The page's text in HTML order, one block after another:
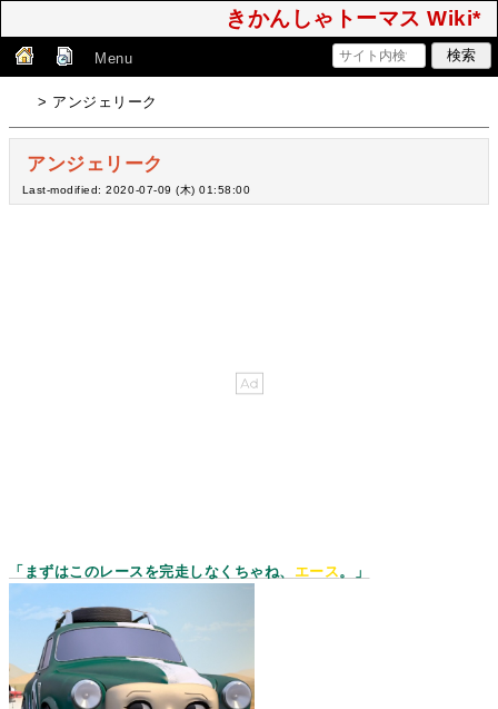
きかんしゃトーマス Wiki*
Menu
> アンジェリーク
アンジェリーク
Last-modified: 2020-07-09 (木) 01:58:00
「まずはこのレースを完走しなくちゃね、 エース。」